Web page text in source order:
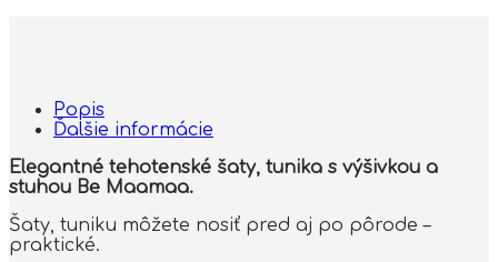
Popis
Ďalšie informácie
Elegantné tehotenské šaty, tunika s výšivkou a
stuhou Be Maamaa.
Šaty, tuniku môžete nosiť pred aj po pôrode –
praktické.